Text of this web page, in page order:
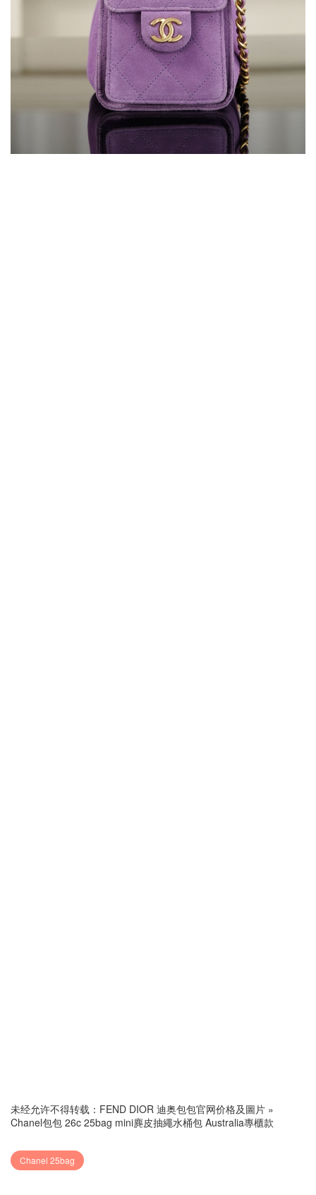
未经允许不得转载： FEND DIOR 迪奥包包官网价格及圖片 »
Chanel包包 26c 25bag mini麂皮抽繩水桶包 Australia專櫃款
Chanel 25bag